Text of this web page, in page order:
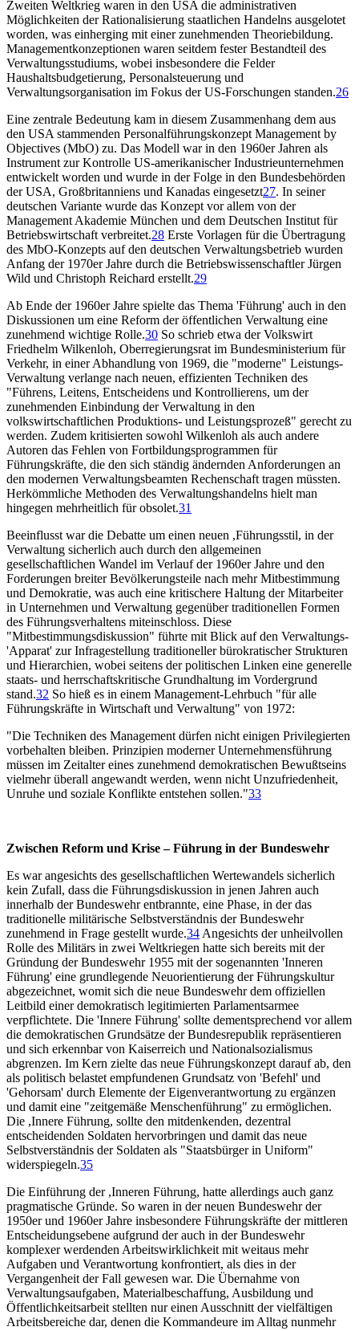
Zweiten Weltkrieg waren in den USA die administrativen
Möglichkeiten der Rationalisierung staatlichen Handelns ausgelotet
worden, was einherging mit einer zunehmenden Theoriebildung.
Managementkonzeptionen waren seitdem fester Bestandteil des
Verwaltungsstudiums, wobei insbesondere die Felder
Haushaltsbudgetierung, Personalsteuerung und
Verwaltungsorganisation im Fokus der US-Forschungen standen.26
Eine zentrale Bedeutung kam in diesem Zusammenhang dem aus
den USA stammenden Personalführungskonzept Management by
Objectives (MbO) zu. Das Modell war in den 1960er Jahren als
Instrument zur Kontrolle US-amerikanischer Industrieunternehmen
entwickelt worden und wurde in der Folge in den Bundesbehörden
der USA, Großbritanniens und Kanadas eingesetzt27. In seiner
deutschen Variante wurde das Konzept vor allem von der
Management Akademie München und dem Deutschen Institut für
Betriebswirtschaft verbreitet.28 Erste Vorlagen für die Übertragung
des MbO-Konzepts auf den deutschen Verwaltungsbetrieb wurden
Anfang der 1970er Jahre durch die Betriebswissenschaftler Jürgen
Wild und Christoph Reichard erstellt.29
Ab Ende der 1960er Jahre spielte das Thema 'Führung' auch in den
Diskussionen um eine Reform der öffentlichen Verwaltung eine
zunehmend wichtige Rolle.30 So schrieb etwa der Volkswirt
Friedhelm Wilkenloh, Oberregierungsrat im Bundesministerium für
Verkehr, in einer Abhandlung von 1969, die "moderne" Leistungs-
Verwaltung verlange nach neuen, effizienten Techniken des
"Führens, Leitens, Entscheidens und Kontrollierens, um der
zunehmenden Einbindung der Verwaltung in den
volkswirtschaftlichen Produktions- und Leistungsprozeß" gerecht zu
werden. Zudem kritisierten sowohl Wilkenloh als auch andere
Autoren das Fehlen von Fortbildungsprogrammen für
Führungskräfte, die den sich ständig ändernden Anforderungen an
den modernen Verwaltungsbeamten Rechenschaft tragen müssten.
Herkömmliche Methoden des Verwaltungshandelns hielt man
hingegen mehrheitlich für obsolet.31
Beeinflusst war die Debatte um einen neuen ,Führungsstil, in der
Verwaltung sicherlich auch durch den allgemeinen
gesellschaftlichen Wandel im Verlauf der 1960er Jahre und den
Forderungen breiter Bevölkerungsteile nach mehr Mitbestimmung
und Demokratie, was auch eine kritischere Haltung der Mitarbeiter
in Unternehmen und Verwaltung gegenüber traditionellen Formen
des Führungsverhaltens miteinschloss. Diese
"Mitbestimmungsdiskussion" führte mit Blick auf den Verwaltungs-
'Apparat' zur Infragestellung traditioneller bürokratischer Strukturen
und Hierarchien, wobei seitens der politischen Linken eine generelle
staats- und herrschaftskritische Grundhaltung im Vordergrund
stand.32 So hieß es in einem Management-Lehrbuch "für alle
Führungskräfte in Wirtschaft und Verwaltung" von 1972:
"Die Techniken des Management dürfen nicht einigen Privilegierten
vorbehalten bleiben. Prinzipien moderner Unternehmensführung
müssen im Zeitalter eines zunehmend demokratischen Bewußtseins
vielmehr überall angewandt werden, wenn nicht Unzufriedenheit,
Unruhe und soziale Konflikte entstehen sollen."33
Zwischen Reform und Krise – Führung in der Bundeswehr
Es war angesichts des gesellschaftlichen Wertewandels sicherlich
kein Zufall, dass die Führungsdiskussion in jenen Jahren auch
innerhalb der Bundeswehr entbrannte, eine Phase, in der das
traditionelle militärische Selbstverständnis der Bundeswehr
zunehmend in Frage gestellt wurde.34 Angesichts der unheilvollen
Rolle des Militärs in zwei Weltkriegen hatte sich bereits mit der
Gründung der Bundeswehr 1955 mit der sogenannten 'Inneren
Führung' eine grundlegende Neuorientierung der Führungskultur
abgezeichnet, womit sich die neue Bundeswehr dem offiziellen
Leitbild einer demokratisch legitimierten Parlamentsarmee
verpflichtete. Die 'Innere Führung' sollte dementsprechend vor allem
die demokratischen Grundsätze der Bundesrepublik repräsentieren
und sich erkennbar von Kaiserreich und Nationalsozialismus
abgrenzen. Im Kern zielte das neue Führungskonzept darauf ab, den
als politisch belastet empfundenen Grundsatz von 'Befehl' und
'Gehorsam' durch Elemente der Eigenverantwortung zu ergänzen
und damit eine "zeitgemäße Menschenführung" zu ermöglichen.
Die ,Innere Führung, sollte den mitdenkenden, dezentral
entscheidenden Soldaten hervorbringen und damit das neue
Selbstverständnis der Soldaten als "Staatsbürger in Uniform"
widerspiegeln.35
Die Einführung der ,Inneren Führung, hatte allerdings auch ganz
pragmatische Gründe. So waren in der neuen Bundeswehr der
1950er und 1960er Jahre insbesondere Führungskräfte der mittleren
Entscheidungsebene aufgrund der auch in der Bundeswehr
komplexer werdenden Arbeitswirklichkeit mit weitaus mehr
Aufgaben und Verantwortung konfrontiert, als dies in der
Vergangenheit der Fall gewesen war. Die Übernahme von
Verwaltungsaufgaben, Materialbeschaffung, Ausbildung und
Öffentlichkeitsarbeit stellten nur einen Ausschnitt der vielfältigen
Arbeitsbereiche dar, denen die Kommandeure im Alltag nunmehr